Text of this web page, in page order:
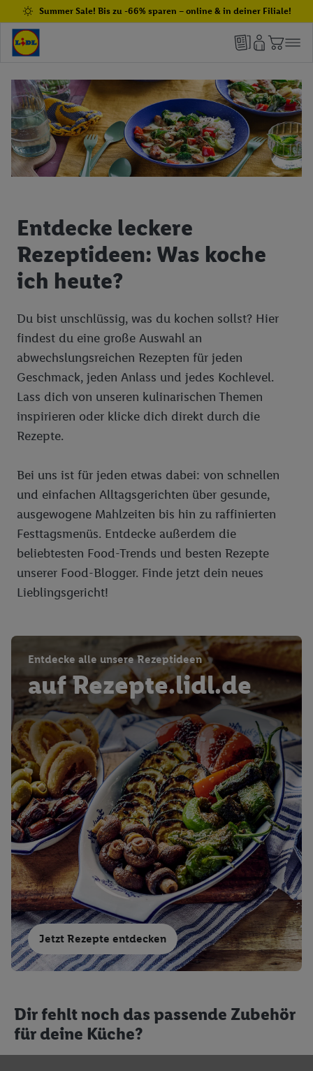
Summer Sale! Bis zu -66% sparen – online & in deiner Filiale!
Entdecke leckere
Rezeptideen: Was koche
ich heute?
Du bist unschlüssig, was du kochen sollst? Hier
findest du eine große Auswahl an
abwechslungsreichen Rezepten für jeden
Geschmack, jeden Anlass und jedes Kochlevel.
Lass dich von unseren kulinarischen Themen
inspirieren oder klicke dich direkt durch die
Rezepte.
Bei uns ist für jeden etwas dabei: von schnellen
und einfachen Alltagsgerichten über gesunde,
ausgewogene Mahlzeiten bis hin zu raffinierten
Festtagsmenüs. Entdecke außerdem die
beliebtesten Food-Trends und besten Rezepte
unserer Food-Blogger. Finde jetzt dein neues
Lieblingsgericht!
Entdecke alle unsere Rezeptideen
auf Rezepte.lidl.de
Jetzt Rezepte entdecken
Dir fehlt noch das passende Zubehör
für deine Küche?